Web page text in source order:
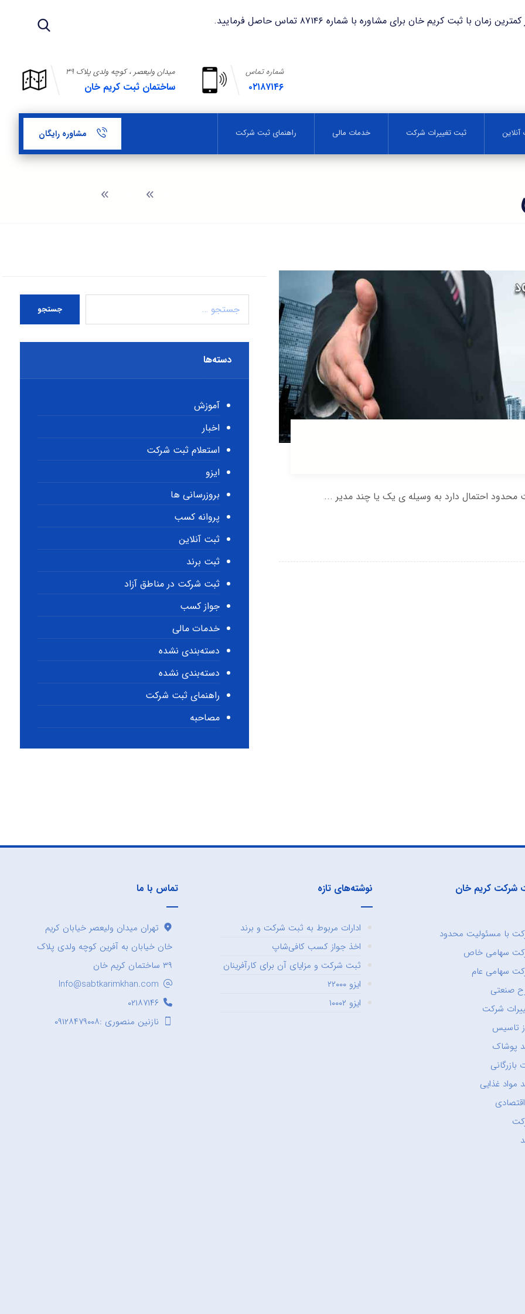
کریم خان برای مشاوره با شماره ۸۷۱۴۶ تماس حاصل فرمایید.
میدان ولیعصر ، کوچه ولدی پلاک ۳۹
ساختمان ثبت کریم خان
شماره تماس
۰۲۱۸۷۱۴۶
ثبت تغییرات شرکت خدمات مالی راهنمای ثبت شرکت مشاوره رایگان
محدود احتمال دارد به وسیله ی یک یا چند مدیر ...
جستجو
دسته‌ها
آموزش
اخبار
استعلام ثبت شرکت
ایزو
بروزرسانی ها
پروانه کسب
ثبت آنلاین
ثبت برند
ثبت شرکت در مناطق آزاد
جواز کسب
خدمات مالی
دسته‌بندی نشده
دسته‌بندی نشده
راهنمای ثبت شرکت
مصاحبه
شرکت کریم خان
با مسئولیت محدود
سهامی خاص
سهامی عام
صنعتی
شرکت
تاسیس
پوشاک
بازرگانی
مواد غذایی
نوشته‌های تازه
ادارات مربوط به ثبت شرکت و برند
اخذ جواز کسب کافی‌شاپ
ثبت شرکت و مزایای آن برای کارآفرینان
ایزو ۲۲۰۰۰
ایزو ۱۰۰۰۲
تماس با ما
تهران میدان ولیعصر خیابان کریم
خان خیابان به آفرین کوچه ولدی پلاک
۳۹ ساختمان کریم خان
Info@sabtkarimkhan.com
۰۲۱۸۷۱۴۶
نازنین منصوری :۰۹۱۲۸۴۷۹۰۰۸